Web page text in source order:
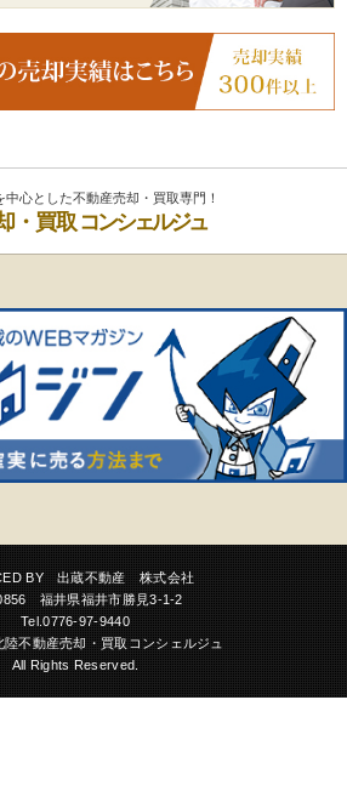
心とした不動産売却・買取専門！
・買取 コンシェルジュ
BY 出蔵不動産 株式会社
福井県福井市勝見3-1-2
Tel.0776-97-9440
陸不動産売却・買取コンシェルジュ
All Rights Reserved.